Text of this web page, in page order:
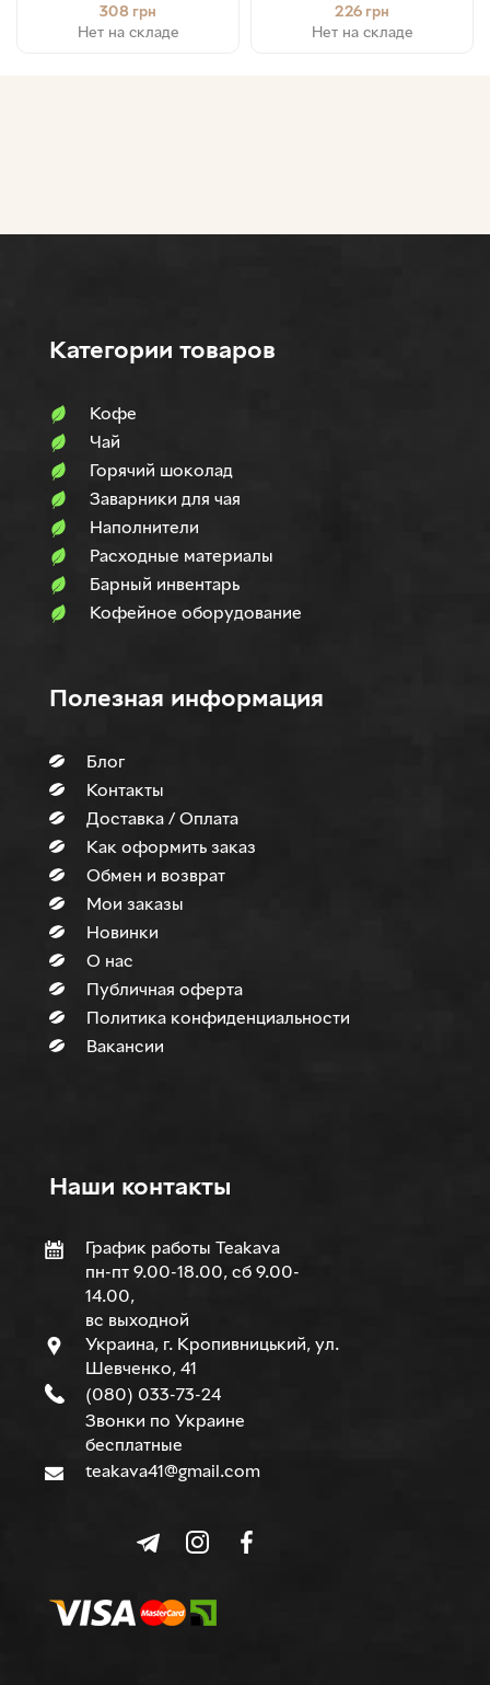
308 грн
Нет на складе
8000070038875
226 грн
Нет на складе
Категории товаров
Кофе
Чай
Горячий шоколад
Заварники для чая
Наполнители
Расходные материалы
Барный инвентарь
Кофейное оборудование
Полезная информация
Блог
Контакты
Доставка / Оплата
Как оформить заказ
Обмен и возврат
Мои заказы
Новинки
О нас
Публичная оферта
Политика конфиденциальности
Вакансии
Наши контакты
График работы Teakava
пн-пт 9.00-18.00, сб 9.00-
14.00,
вс выходной
Украина, г. Кропивницький, ул.
Шевченко, 41
(080) 033-73-24
Звонки по Украине
бесплатные
teakava41@gmail.com